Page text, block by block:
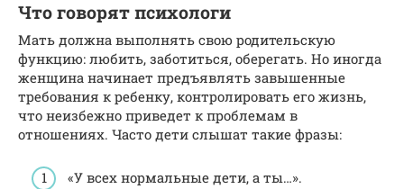
Что говорят психологи
Мать должна выполнять свою родительскую
функцию: любить, заботиться, оберегать. Но иногда
женщина начинает предъявлять завышенные
требования к ребенку, контролировать его жизнь,
что неизбежно приведет к проблемам в
отношениях. Часто дети слышат такие фразы:
«У всех нормальные дети, а ты…».